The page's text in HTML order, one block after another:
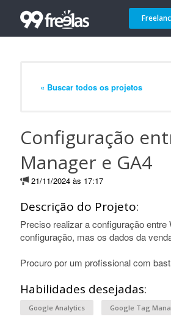
« Buscar todos os projetos
Configuração
Manager e GA4
21/11/2024 às 17:17
Descrição do Projeto:
Preciso realizar a configuração
configuração, mas os dados da
Procuro por um profissional com
Habilidades desejadas:
Google Analytics Google Tag